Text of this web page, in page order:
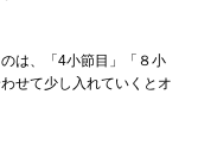
は、「4小節目」「８小
せて少し入れていくとオ